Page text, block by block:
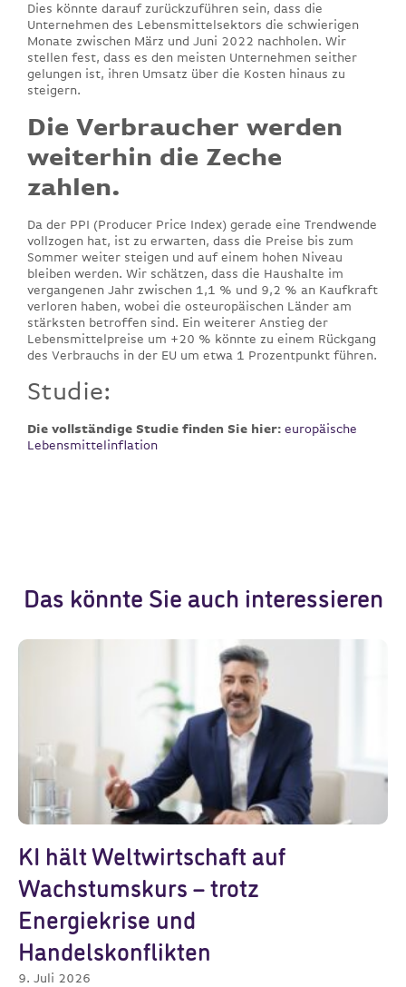
Dies könnte darauf zurückzuführen sein, dass die
Unternehmen des Lebensmittelsektors die schwierigen
Monate zwischen März und Juni 2022 nachholen. Wir
stellen fest, dass es den meisten Unternehmen seither
gelungen ist, ihren Umsatz über die Kosten hinaus zu
steigern.
Die Verbraucher werden
weiterhin die Zeche
zahlen.
Da der PPI (Producer Price Index) gerade eine Trendwende
vollzogen hat, ist zu erwarten, dass die Preise bis zum
Sommer weiter steigen und auf einem hohen Niveau
bleiben werden. Wir schätzen, dass die Haushalte im
vergangenen Jahr zwischen 1,1 % und 9,2 % an Kaufkraft
verloren haben, wobei die osteuropäischen Länder am
stärksten betroffen sind. Ein weiterer Anstieg der
Lebensmittelpreise um +20 % könnte zu einem Rückgang
des Verbrauchs in der EU um etwa 1 Prozentpunkt führen.
Studie:
Die vollständige Studie finden Sie hier: europäische
Lebensmittelinflation
Das könnte Sie auch interessieren
KI hält Weltwirtschaft auf
Wachstumskurs – trotz
Energiekrise und
Handelskonflikten
9. Juli 2026